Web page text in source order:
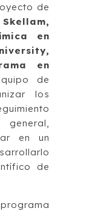
de
en
en
de
los
en un
de